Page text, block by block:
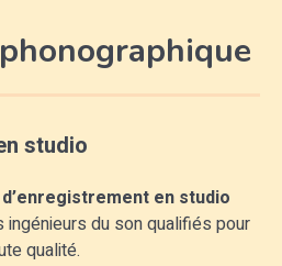
studio
en studio
ingénieurs du son qualifiés pour
qualité.